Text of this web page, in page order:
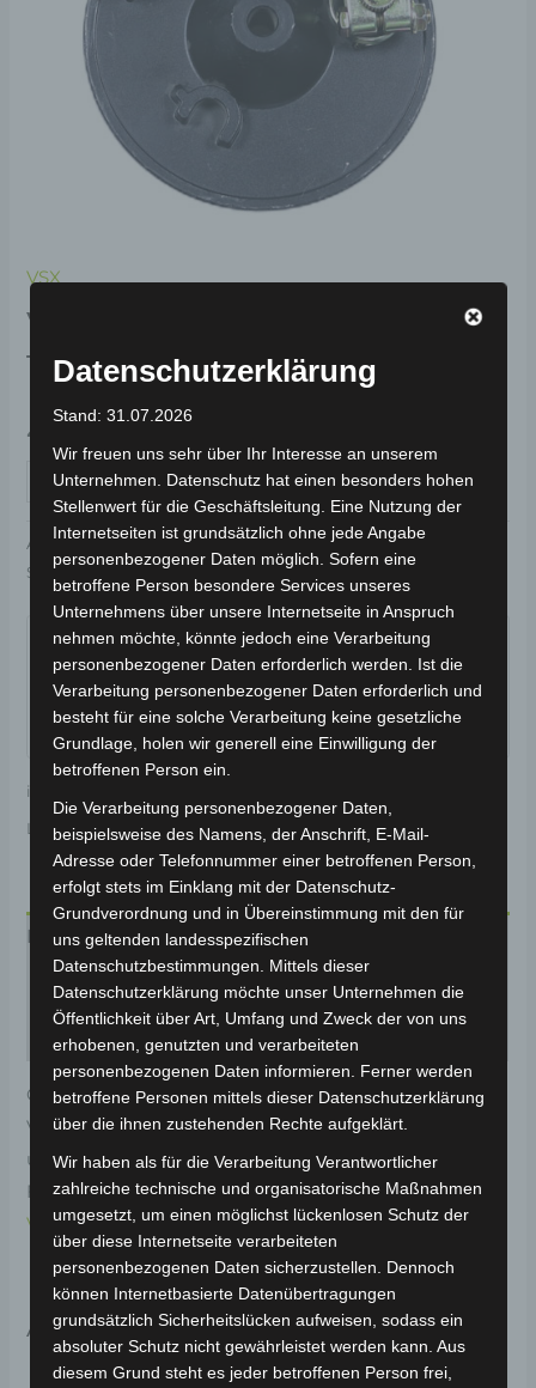
VSX
VSX VORDERE
TROMMELBREMSE
49,00€
IN DEN WARENKORB
Artikelnummer: 3H202-4002A-00 Kategorie:VSX
Schlagwörter:
Verschleißteile Bremsanlage
Garantiert sicherer Checkout
inkl. 19 % MwSt.
Lieferzeit:Versandfertig innerhalb 24 Stunden*
Beschreibung
Produktsicherheit
Rezensionen (0)
Original-Ersatzteil für den Elektro-Scooter VSX.
Vordere trommelbremse für optimale Funktionalität
und Haltbarkeit. Weitere Informationen zum
Fahrzeug findest du hier:Volta Motor Elektro-Scooter
VSX.
Ähnliche Produkte
Datenschutzerklärung
Stand: 31.07.2026
Wir freuen uns sehr über Ihr Interesse an unserem
Unternehmen. Datenschutz hat einen besonders hohen
Stellenwert für die Geschäftsleitung. Eine Nutzung der
Internetseiten ist grundsätzlich ohne jede Angabe
personenbezogener Daten möglich. Sofern eine
betroffene Person besondere Services unseres
Unternehmens über unsere Internetseite in Anspruch
nehmen möchte, könnte jedoch eine Verarbeitung
personenbezogener Daten erforderlich werden. Ist die
Verarbeitung personenbezogener Daten erforderlich und
besteht für eine solche Verarbeitung keine gesetzliche
Grundlage, holen wir generell eine Einwilligung der
betroffenen Person ein.
Die Verarbeitung personenbezogener Daten,
beispielsweise des Namens, der Anschrift, E-Mail-
Adresse oder Telefonnummer einer betroffenen Person,
erfolgt stets im Einklang mit der Datenschutz-
Grundverordnung und in Übereinstimmung mit den für
uns geltenden landesspezifischen
Datenschutzbestimmungen. Mittels dieser
Datenschutzerklärung möchte unser Unternehmen die
Öffentlichkeit über Art, Umfang und Zweck der von uns
erhobenen, genutzten und verarbeiteten
personenbezogenen Daten informieren. Ferner werden
betroffene Personen mittels dieser Datenschutzerklärung
über die ihnen zustehenden Rechte aufgeklärt.
Wir haben als für die Verarbeitung Verantwortlicher
zahlreiche technische und organisatorische Maßnahmen
umgesetzt, um einen möglichst lückenlosen Schutz der
über diese Internetseite verarbeiteten
personenbezogenen Daten sicherzustellen. Dennoch
können Internetbasierte Datenübertragungen
grundsätzlich Sicherheitslücken aufweisen, sodass ein
absoluter Schutz nicht gewährleistet werden kann. Aus
diesem Grund steht es jeder betroffenen Person frei,